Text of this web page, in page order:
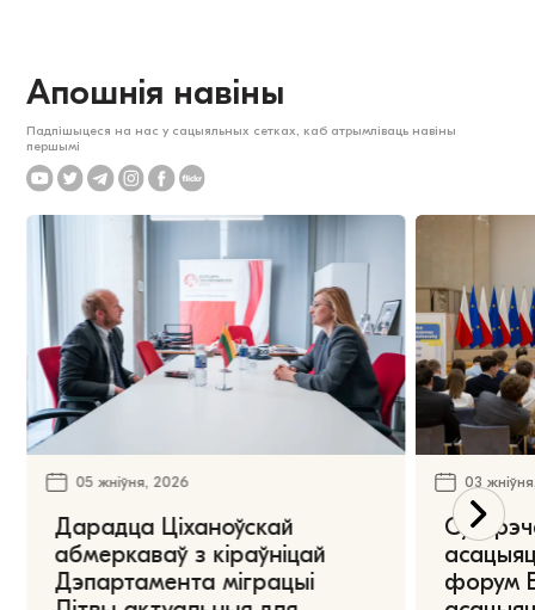
Апошнія навіны
Падпішыцеся на нас у сацыяльных сетках, каб атрымліваць навіны
першымі
05 жніўня, 2026
Дарадца Ціханоўскай
абмеркаваў з кіраўніцай
Дэпартамента міграцыі
03
форум